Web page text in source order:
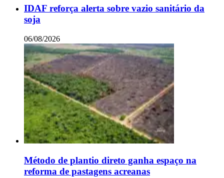
IDAF reforça alerta sobre vazio sanitário da
soja
06/08/2026
Método de plantio direto ganha espaço na
reforma de pastagens acreanas